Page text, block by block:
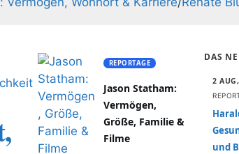
REPORTAGE
Jason Statham:
Vermögen,
Größe, Familie &
Filme
DAS
2
und